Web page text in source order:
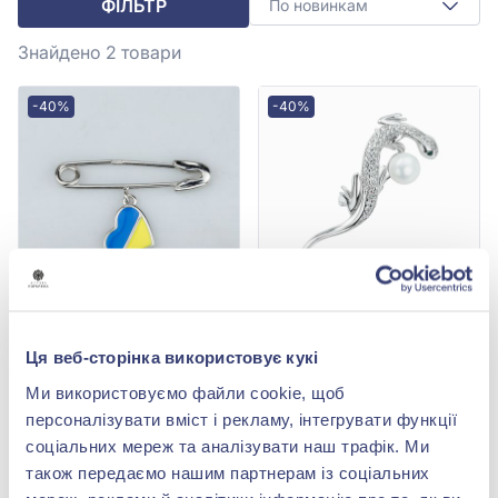
Ця веб-сторінка використовує кукі
Ми використовуємо файли cookie, щоб
персоналізувати вміст і рекламу, інтегрувати функції
соціальних мереж та аналізувати наш трафік. Ми
також передаємо нашим партнерам із соціальних
ФІЛЬТР По новинкам
Знайдено 2 товари
-40%
срібла 925° з синьою та
жовтою емаллю, арт.
590037
1 153,20 грн
(арт. 590037)
Купити
-40%
фіанітом/куб.цирконієм
та перлами, арт. 800011
2 986,20 грн
(арт. 800011)
Купити